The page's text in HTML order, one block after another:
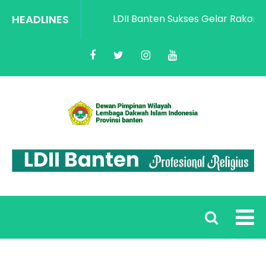
HEADLINES LDII Banten Sukses Gelar